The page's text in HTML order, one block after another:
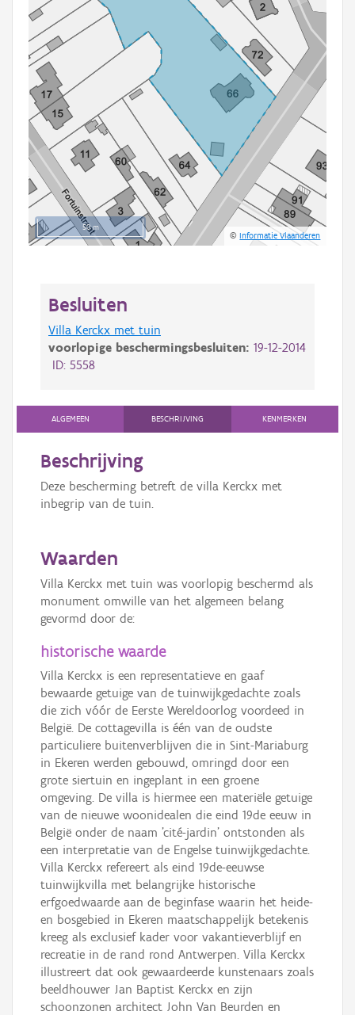
50 m
©Informatie Vlaanderen
Besluiten
Villa Kerckx met tuin
voorlopige beschermingsbesluiten: 19-12-2014
ID: 5558
ALGEMEEN BESCHRIJVING KENMERKEN
Beschrijving
Deze bescherming betreft de villa Kerckx met
inbegrip van de tuin.
Waarden
Villa Kerckx met tuin was voorlopig beschermd als
monument omwille van het algemeen belang
gevormd door de:
historische waarde
Villa Kerckx is een representatieve en gaaf
bewaarde getuige van de tuinwijkgedachte zoals
die zich vóór de Eerste Wereldoorlog voordeed in
België. De cottagevilla is één van de oudste
particuliere buitenverblijven die in Sint-Mariaburg
in Ekeren werden gebouwd, omringd door een
grote siertuin en ingeplant in een groene
omgeving. De villa is hiermee een materiële getuige
van de nieuwe woonidealen die eind 19de eeuw in
België onder de naam 'cité-jardin' ontstonden als
een interpretatie van de Engelse tuinwijkgedachte.
Villa Kerckx refereert als eind 19de-eeuwse
tuinwijkvilla met belangrijke historische
erfgoedwaarde aan de beginfase waarin het heide-
en bosgebied in Ekeren maatschappelijk betekenis
kreeg als exclusief kader voor vakantieverblijf en
recreatie in de rand rond Antwerpen. Villa Kerckx
illustreert dat ook gewaardeerde kunstenaars zoals
beeldhouwer Jan Baptist Kerckx en zijn
schoonzonen architect John Van Beurden en